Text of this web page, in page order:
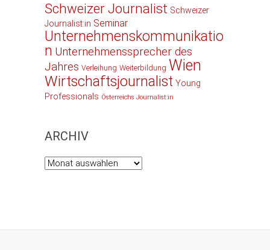
Schweizer Journalist Schweizer
Journalist:in Seminar
Unternehmenskommunikatio
n Unternehmenssprecher des
Jahres Verleihung Weiterbildung Wien
Wirtschaftsjournalist Young
Professionals Österreichs Journalist:in
ARCHIV
Archiv